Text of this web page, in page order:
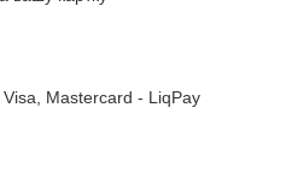
Mastercard - LiqPay